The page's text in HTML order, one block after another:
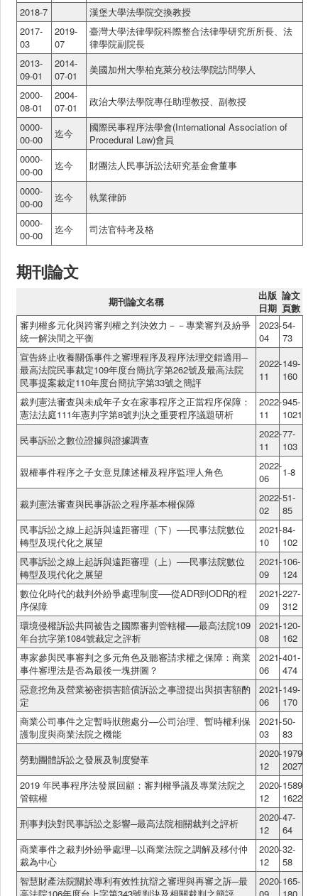
2018-7
漢堡大學法學院交換教授
2017-
03
2019-
07
臺灣大學法律學院科際整合法律學研究所所長、法
律學院副院長
2013-
09-01
2014-
07-01
美國加州大學柏克萊分校法學院訪問學人
2000-
08-01
2004-
07-01
政治大學法學院專任助理教授、副教授
0000-
00-00
迄今
國際民事程序法學會(International Association of
Procedural Law)會員
0000-
00-00
迄今
財團法人民事訴訟法研究基金會董事
0000-
00-00
迄今
執業律師
0000-
00-00
迄今 司法官特考及格
期刊論文
期刊論文名稱
出版
日期
論文
頁數
審判權多元化與跨審判權之判決效力－－專業審判及紛爭
統一解決間之平衡
2023-
04
54-
73
宣告終止收養關係事件之審理程序及程序法理交錯適用─
最高法院民事裁定109年度台簡抗字第262號及最高法院
民事提案裁定110年度台簡抗字第33號之簡評
2022-
11
149-
160
裁判憲法審查與未成年子女在家事程序之正當程序保障：
憲法法庭111年憲判字第8號判決之重要程序議題研析
2022-
11
945-
1021
民事訴訟之數位證據與證據調查
2022-
11
77-
103
親權事件程序之子女意見陳述權及程序監理人角色
2022-
06
1-8
裁判憲法審查與民事訴訟之程序基本權保障
2022-
02
51-
85
民事訴訟之線上起訴與遠距審理（下）──民事法院數位
轉型及現代化之展望
2021-
10
84-
102
民事訴訟之線上起訴與遠距審理（上）──民事法院數位
轉型及現代化之展望
2021-
09
106-
124
數位化時代的裁判外紛爭處理制度──從ADR到ODR的程
序保障
2021-
09
227-
312
環境侵權訴訟共同被告之國際審判管轄權──最高法院109
年台抗字第1084號裁定之評析
2021-
08
120-
162
專家參與民事審判之多元角色及聽審請求權之保障：商業
事件審理法是否為最後一塊拼圖？
2021-
06
401-
474
惡意挖角及營業祕密損害賠償訴訟之事證提出與損害額酌
定
2021-
06
149-
170
商業公司事件之定暫時狀態處分—公司治理、暫時權利保
護制度與商業法院之機能
2021-
03
50-
83
勞動團體訴訟之發展及制度變革
2020-
12
1979-
2027
2019 年民事程序法發展回顧：審判權爭議及專業法院之
管轄權
2020-
12
1589-
1622
刑事判決對民事訴訟之影響─最高法院相關裁判之評析
2020-
12
47-
64
商業事件之裁判外紛爭處理─以商業法院之調解及移付仲
裁為中心
2020-
12
32-
58
智慧財產法院關於專利有效性抗辯之審理與再審之訴─最
2020-165-